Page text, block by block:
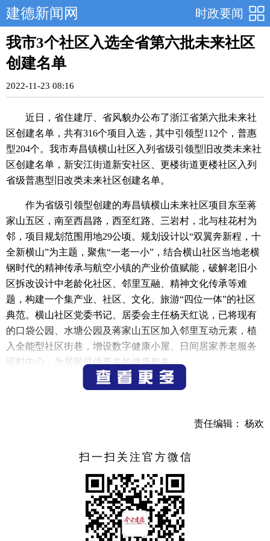
时政要闻
建德新闻网
我市3个社区入选全省第六批未来社区
创建名单
2022-11-23 08:16
近日，省住建厅、省风貌办公布了浙江省第六批未来社
区创建名单，共有316个项目入选，其中引领型112个，普惠
型204个。我市寿昌镇横山社区入列省级引领型旧改类未来社
区创建名单，新安江街道新安社区、更楼街道更楼社区入列
省级普惠型旧改类未来社区创建名单。
作为省级引领型创建的寿昌镇横山未来社区项目东至蒋
家山五区，南至西昌路，西至红路、三岩村，北与桂花村为
邻，项目规划范围用地29公顷。规划设计以“双翼奔新程，十
全新横山”为主题，聚焦“一老一小”，结合横山社区当地老横
钢时代的精神传承与航空小镇的产业价值赋能，破解老旧小
区拆改设计中老龄化社区、邻里互融、精神文化传承等难
题，构建一个集产业、社区、文化、旅游“四位一体”的社区
典范。横山社区党委书记、居委会主任杨天红说，已将现有
的口袋公园、水塘公园及蒋家山五区加入邻里互动元素，植
入全能型社区街巷，增设数字健康小屋、日间居家养老服务
照料中心，为居民提供更多的健康服务。
今年6月，新安江街道新安未来社区已列入杭州市级未来
统筹打造。社区实施范围东至沪瑞线，南至新安江，西至灵
约25.41公顷。项目以未来社区创建与核心老城资源提升有机
结合的实施样板为规划目标，立足建德中心城区新安江沿岸
公共服务设施建设的推进，聚焦“邻里、健康、教育”板块特
征，加强“一老一小”设施完善，打造一个生态、宜居、活
力、健康的新安江城市客厅。新安江街道党工委委员唐治平
表示，新安未来社区以生态宜居、山水共城为主题，目前主
责任编辑： 杨欢
扫一扫关注官方微信